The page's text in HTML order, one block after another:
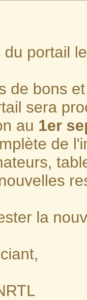
portail
de bons
sera
au 1er
de
la